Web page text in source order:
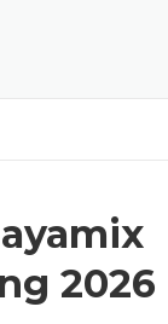
2026